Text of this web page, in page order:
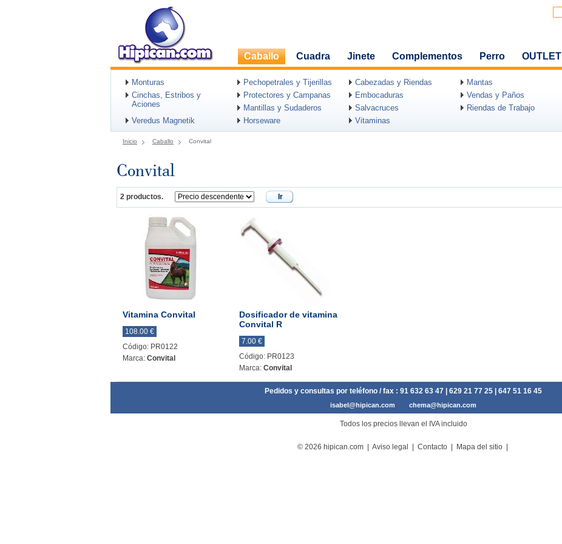
Caballo Cuadra Jinete Complementos Perro OUTLET
Monturas Pechopetrales y Tijerillas Cabezadas y Riendas Mantas
Cinchas, Estribos y
Aciones
Protectores y Campanas Embocaduras Vendas y Paños
Mantillas y Sudaderos
Salvacruces Riendas de Trabajo
Veredus Magnetik
Horseware Vitaminas
Inicio Caballo Convital
Convital
2 productos. Ir
Vitamina Convital
108.00 €
Código: PR0122
Marca: Convital
Dosificador de vitamina
Convital R
7.00 €
Código: PR0123
Marca: Convital
Pedidos y consultas por teléfono / fax : 91 632 63 47 | 629 21 77 25 | 647 51 16 45
isabel@hipican.com chema@hipican.com
Todos los precios llevan el IVA incluido
© 2026 hipican.com | Aviso legal Contacto| Mapa del sitio|